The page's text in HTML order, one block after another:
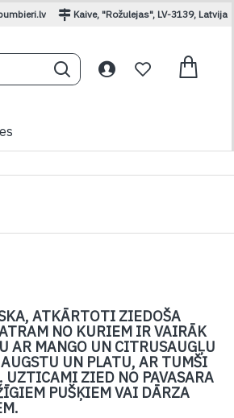
Kaive, "Rožulejas", LV-3139, Latvija
ATKĀRTOTI ZIEDOŠA
NO KURIEM IR VAIRĀK
AR MANGO UN CITRUSAUGĻU
UN PLATU, AR TUMŠI
ZIED NO PAVASARA
PUŠĶIEM VAI DĀRZA